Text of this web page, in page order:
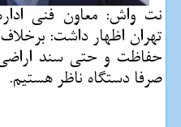
نت واش: معاون فنی
تهران اظهار داشت:
حفاظت و حتی سند
صرفا دستگاه ناظر هستیم.